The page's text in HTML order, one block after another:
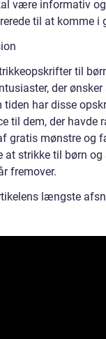
være informativ
til at komme i
til
der
tiden har disse
til dem, der
gratis mønstre og
at strikke til børn
fremover.
længste